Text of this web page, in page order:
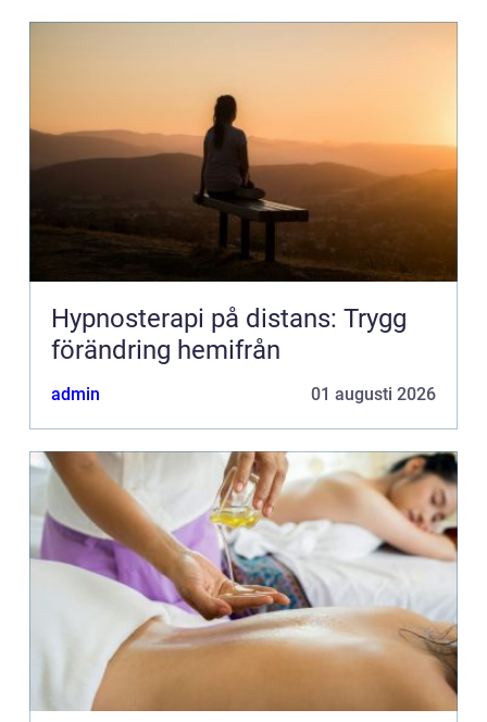
Hypnosterapi på distans: Trygg
förändring hemifrån
admin 01 augusti 2026